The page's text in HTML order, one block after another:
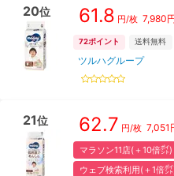
20位 61.8 円/枚 7,980
72ポイント 送料無料
ツルハグループ
21位 62.7 円/枚 7,051
マラソン11店(＋10倍㌽)
ウェブ検索利用(＋1倍